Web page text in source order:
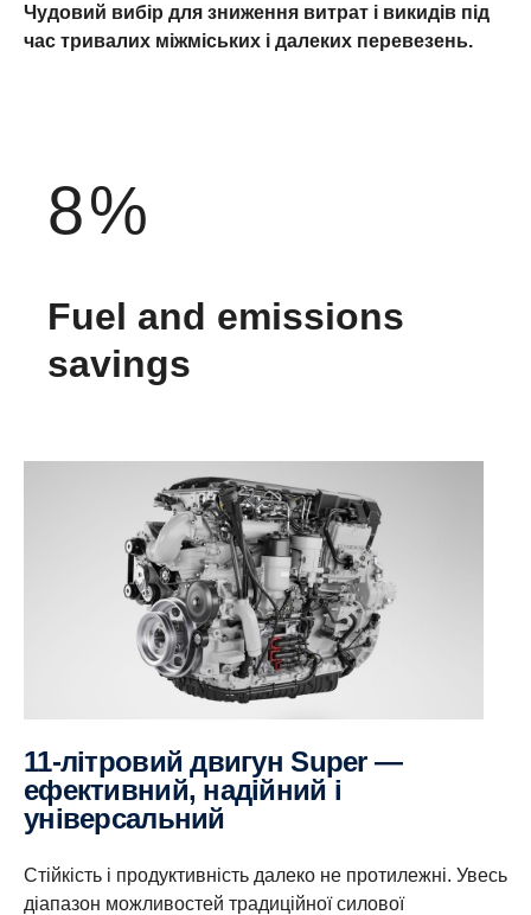
Чудовий вибір для зниження витрат і викидів під
час тривалих міжміських і далеких перевезень.
8%
Fuel and emissions
savings
11-літровий двигун Super —
ефективний, надійний і
універсальний
Стійкість і продуктивність далеко не протилежні. Увесь
діапазон можливостей традиційної силової